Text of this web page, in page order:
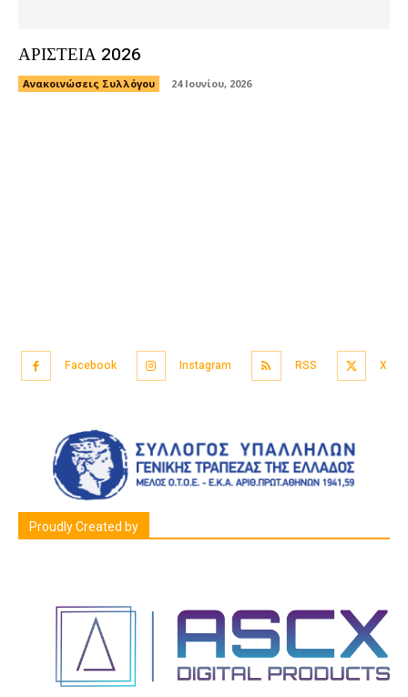
ΑΡΙΣΤΕΙΑ 2026
Ανακοινώσεις Συλλόγου 24 Ιουνίου, 2026
Facebook Instagram RSS X
Proudly Created by